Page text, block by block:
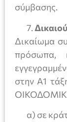
σύμβασης.
Δικαίωμα
πρόσωπα,
στην Α1
α) σε